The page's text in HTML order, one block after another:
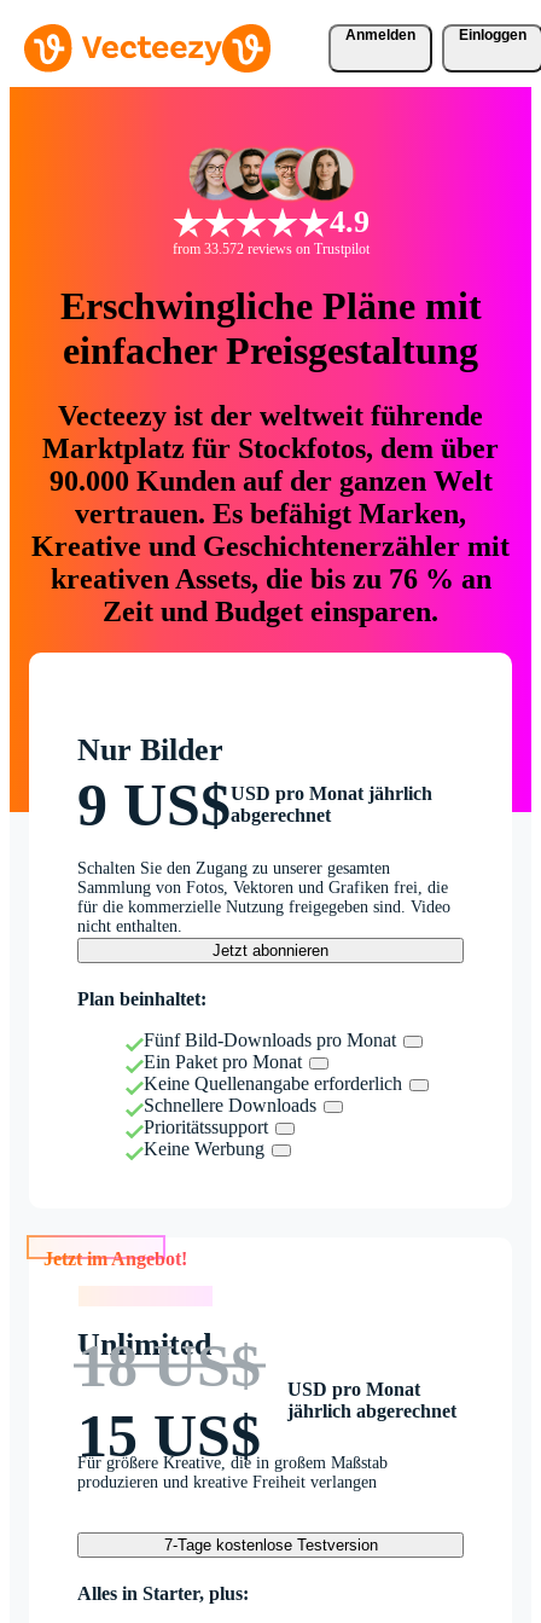
Anmelden Einloggen
4.9
from 33.572 reviews on Trustpilot
Erschwingliche Pläne mit
einfacher Preisgestaltung
Vecteezy ist der weltweit führende
Marktplatz für Stockfotos, dem über
90.000 Kunden auf der ganzen Welt
vertrauen. Es befähigt Marken,
Kreative und Geschichtenerzähler mit
kreativen Assets, die bis zu 76 % an
Zeit und Budget einsparen.
Nur Bilder
9 US$USD pro Monat jährlich
abgerechnet
Schalten Sie den Zugang zu unserer gesamten
Sammlung von Fotos, Vektoren und Grafiken frei, die
für die kommerzielle Nutzung freigegeben sind. Video
nicht enthalten.
Jetzt abonnieren
Plan beinhaltet:
Fünf Bild-Downloads pro Monat
Ein Paket pro Monat
Keine Quellenangabe erforderlich
Schnellere Downloads
Prioritätssupport
Keine Werbung
Jetzt im Angebot!
Unlimited
18 US$
15 US$
USD pro Monat
jährlich abgerechnet
Für größere Kreative, die in großem Maßstab
produzieren und kreative Freiheit verlangen
7-Tage kostenlose Testversion
Alles in Starter, plus: